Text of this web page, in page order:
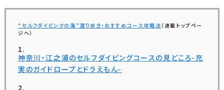
“セルフダイビングの海”潜り歩き・おすすめコース攻略法 （連載トップペー
ジへ）
神奈川・江之浦のセルフダイビングコースの見どころ-充
実のガイドロープとドラえもん-